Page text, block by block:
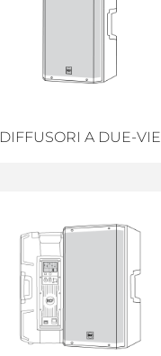
DIFFUSORI A DUE-VIE